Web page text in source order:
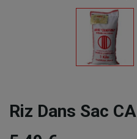
Riz Dans Sac